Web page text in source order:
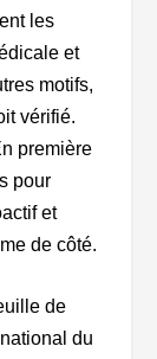
les
et
motifs,
vérifié.
première
pour
et
de côté.
de
du